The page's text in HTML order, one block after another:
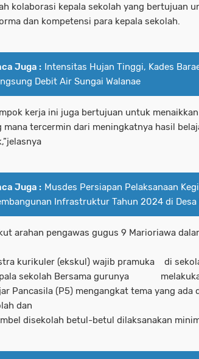
kolaborasi kepala sekolah yang bertujuan
dan kompetensi para kepala sekolah.
Juga : Intensitas Hujan Tinggi, Kades
Debit Air Sungai Walanae
kerja ini juga bertujuan untuk
mana tercermin dari meningkatnya hasil
Juga : Musdes Persiapan Pelaksanaan
Infrastruktur Tahun 2024 di Desa
arahan pengawas gugus 9 Marioriawa
kurikuler (ekskul) wajib pramuka di
sekolah Bersama gurunya
Pancasila (P5) mengangkat tema yang ada
dan
disekolah betul-betul dilaksanakan